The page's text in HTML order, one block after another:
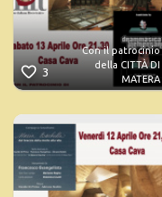
3
Con il patrocinio
della CITTÀ DI
MATERA